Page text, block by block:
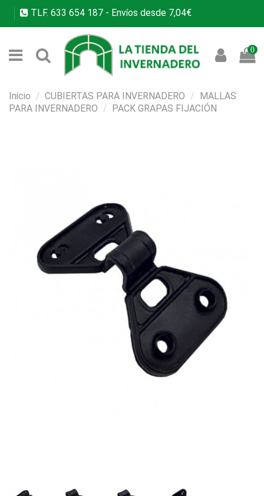
TLF. 633 654 187 - Envíos desde 7,04€
0
Inicio CUBIERTAS PARA INVERNADERO
MALLAS
PARA INVERNADERO
PACK GRAPAS FIJACIÓN